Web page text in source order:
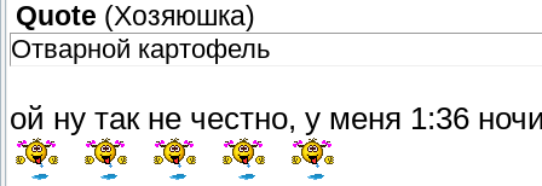
Quote (Хозяюшка)
Отварной картофель
ой ну так не честно, у меня 1:36